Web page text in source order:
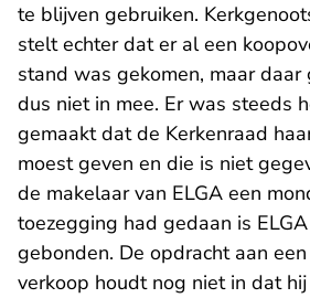
te blijven gebruiken.
stelt echter dat er al een
stand was gekomen, maar
dus niet in mee. Er was steeds
gemaakt dat de Kerkenraad
moest geven en die is niet
de makelaar van ELGA een
toezegging had gedaan is
gebonden. De opdracht aan
verkoop houdt nog niet in dat